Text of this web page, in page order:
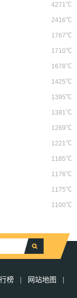
4271℃
2416℃
1767℃
1710℃
1678℃
1425℃
1395℃
1381℃
1269℃
1221℃
1185℃
1176℃
1175℃
1100℃
榜 网站地图